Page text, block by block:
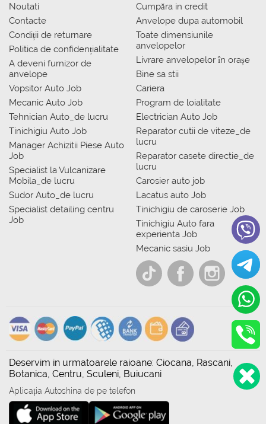
Noutati
Contacte
Condiții de returnare
Politica de confidențialitate
A deveni furnizor de
anvelope
Vopsitor Auto Job
Mecanic Auto Job
Tehnician Auto_de lucru
Tinichigiu Auto Job
Manager Achizitii Piese Auto
Job
Specialist la Vulcanizare
Mobila_de lucru
Sudor Auto_de lucru
Specialist detailing centru
Job
Сumpăra in credit
Anvelope dupa automobil
Toate dimensiunile
anvelopelor
Livrare anvelopelor în orașe
Bine sa stii
Cariera
Program de loialitate
Electrician Auto Job
Reparator cutii de viteze_de
lucru
Reparator casete directie_de
lucru
Carosier auto job
Lacatus auto Job
Tinichigiu de caroserie Job
Tinichigiu Auto fara
experienta Job
Mecanic sasiu Job
Deservim in urmatoarele raioane: Ciocana, Rascani,
Botanica, Centru, Sculeni, Buiucani
Aplicația Autoshina de pe telefon